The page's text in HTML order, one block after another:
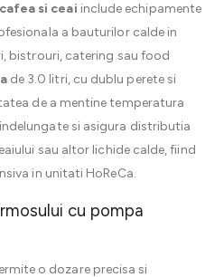
si ceai include echipamente
a bauturilor calde in
bistrouri, catering sau food
de 3.0 litri, cu dublu perete si
de a mentine temperatura
si asigura distributia
sau altor lichide calde, fiind
in unitati HoReCa.
cu pompa
o dozare precisa si